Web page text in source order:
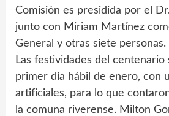
Comisión es presidida por el
junto con Miriam Martínez
General y otras siete personas.
Las festividades del centenario
primer día hábil de enero, con
artificiales, para lo que
la comuna riverense. Milton